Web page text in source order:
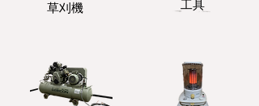
​草刈機 ​工具